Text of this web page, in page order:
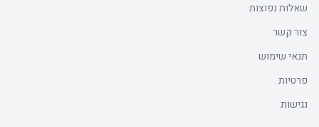
שאלות נפוצות
צור קשר
תנאי שימוש
פרטיות
נגישות